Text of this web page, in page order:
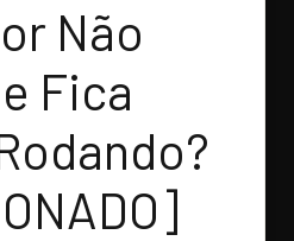
Não
Fica